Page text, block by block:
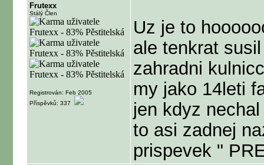
Frutexx
Stálý Člen
Registrován: Feb 2005
Příspěvků: 337
Uz je to
ale tenkrat
zahradni
my jako 14leti
jen kdyz
to asi zadnej
prispevek "